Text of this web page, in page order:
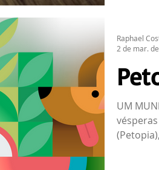
UM
Raphael
2 de mar.